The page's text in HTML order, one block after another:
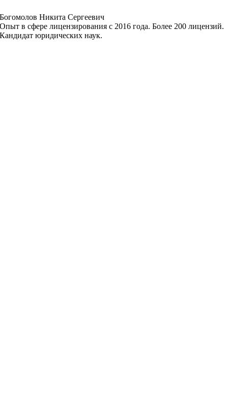
Богомолов Никита Сергеевич
Опыт в сфере лицензирования с 2016 года. Более 200 лицензий.
Кандидат юридических наук.